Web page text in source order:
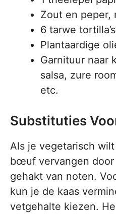
Zout en peper,
6 tarwe tortilla’s
Plantaardige
Garnituur naar
salsa, zure
etc.
Substituties
Als je vegetarisch
bœuf vervangen
gehakt van noten.
kun je de kaas
vetgehalte kiezen.